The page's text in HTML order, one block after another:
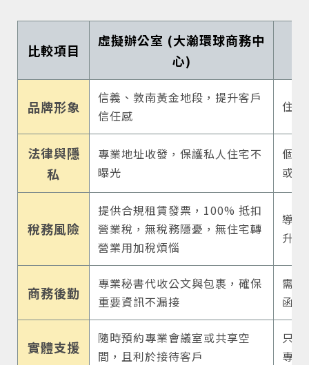
比較項目
虛擬辦公室 (大瀚環球商務中
心)
品牌形象
信義、敦南黃金地段，提升客戶
信任感
住宅
法律與隱
私
專業地址收發，保護私人住宅不
曝光
個
或
稅務風險
提供合規租賃發票，100% 抵扣
營業稅，無稅務隱憂，無住宅轉
營業用加稅煩惱
導致
升
商務後勤
專業秘書代收公文與包裹，確保
重要資訊不漏接
需
函
實體支援
隨時預約專業會議室或共享空
間，且利於接待客戶
只
專